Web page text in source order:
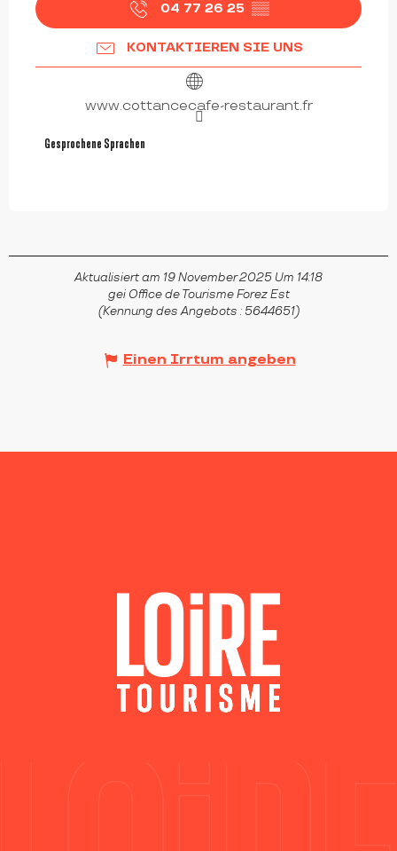
04 77 26 25 ▒▒
KONTAKTIEREN SIE UNS
www.cottancecafe-restaurant.fr
Gesprochene Sprachen
Gesprochene Sprachen
Aktualisiert am 19 November 2025 Um 14:18
gei Office de Tourisme Forez Est
(Kennung des Angebots : 5644651)
Einen Irrtum angeben